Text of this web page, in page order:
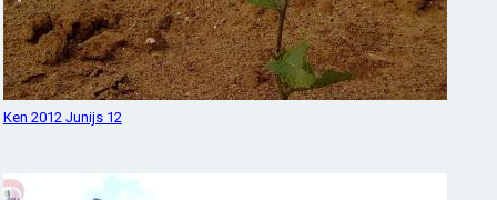
Ken 2012 Junijs 12